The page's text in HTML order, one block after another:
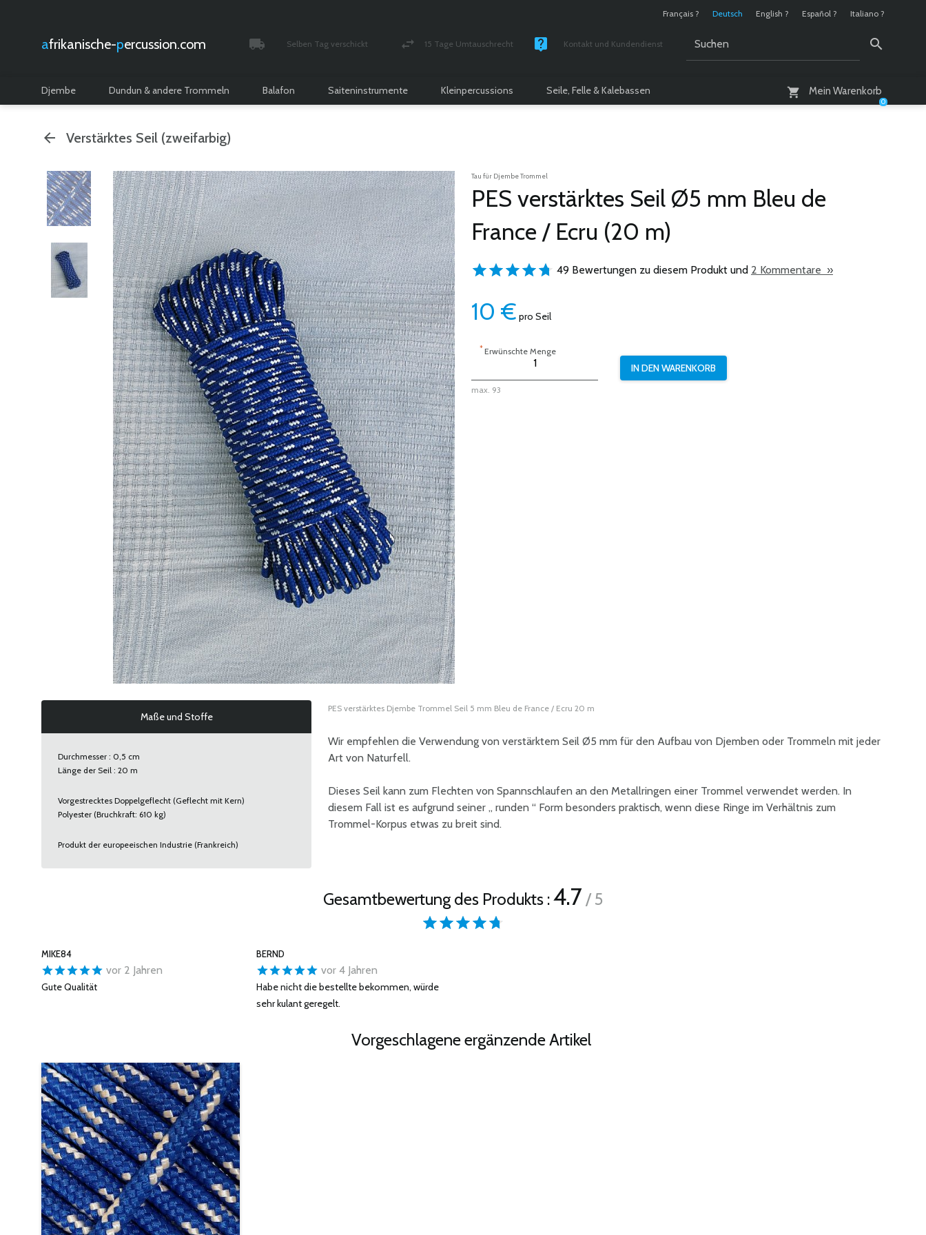
Français ? Deutsch English ? Español ? Italiano ?
afrikanische- percussion.com Selben Tag verschickt 15 Tage Umtauschrecht Kontakt und Kundendienst
Mein Warenkorb
0
Djembe Dundun & andere Trommeln Balafon Saiteninstrumente Kleinpercussions Seile, Felle & Kalebassen
Verstärktes Seil (zweifarbig)
Tau für Djembe Trommel
PES verstärktes Seil Ø5 mm Bleu de
France / Ecru (20 m)
49 Bewertungen zu diesem Produkt und 2 Kommentare »
10 € pro Seil
*Erwünschte Menge
max. 93
Maße und Stoffe
Durchmesser : 0,5 cm
Länge der Seil : 20 m
Vorgestrecktes Doppelgeflecht (Geflecht mit Kern)
Polyester (Bruchkraft: 610 kg)
Produkt der europeeischen Industrie (Frankreich)
PES verstärktes Djembe Trommel Seil 5 mm Bleu de France / Ecru 20 m
Wir empfehlen die Verwendung von verstärktem Seil Ø5 mm für den Aufbau von Djemben oder Trommeln mit jeder
Art von Naturfell.
Dieses Seil kann zum Flechten von Spannschlaufen an den Metallringen einer Trommel verwendet werden. In
diesem Fall ist es aufgrund seiner „ runden “ Form besonders praktisch, wenn diese Ringe im Verhältnis zum
Trommel-Korpus etwas zu breit sind.
Gesamtbewertung des Produkts :4.7/ 5
MIKE84
vor 2 Jahren
Gute Qualität
BERND
vor 4 Jahren
Habe nicht die bestellte bekommen, würde
sehr kulant geregelt.
Vorgeschlagene ergänzende Artikel